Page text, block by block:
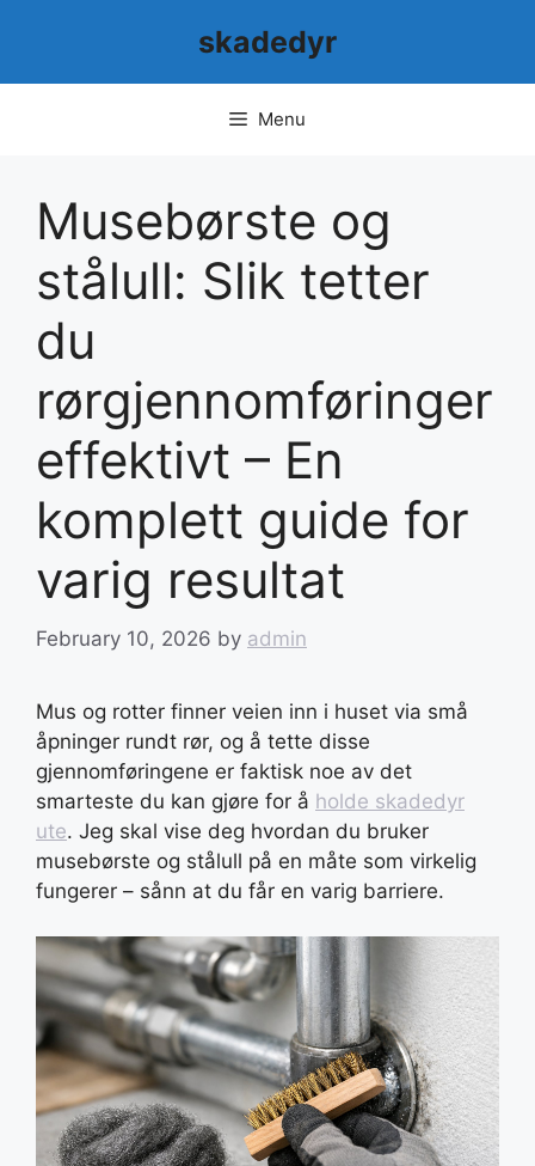
skadedyr
Menu
Musebørste og
stålull: Slik tetter
du
rørgjennomføringer
effektivt – En
komplett guide for
varig resultat
February 10, 2026 by admin
Mus og rotter finner veien inn i huset via små
åpninger rundt rør, og å tette disse
gjennomføringene er faktisk noe av det
smarteste du kan gjøre for å holde skadedyr
ute. Jeg skal vise deg hvordan du bruker
musebørste og stålull på en måte som virkelig
fungerer – sånn at du får en varig barriere.